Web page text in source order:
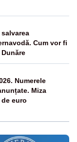
Cum vor fi
Numerele
Miza
euro